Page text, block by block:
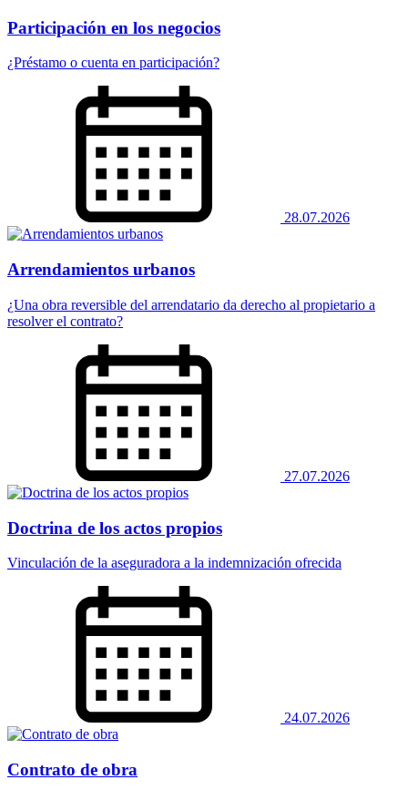
Participación en los negocios
¿Préstamo o cuenta en participación?
28.07.2026
Arrendamientos urbanos
¿Una obra reversible del arrendatario da derecho al propietario a
resolver el contrato?
27.07.2026
Doctrina de los actos propios
Vinculación de la aseguradora a la indemnización ofrecida
24.07.2026
Contrato de obra